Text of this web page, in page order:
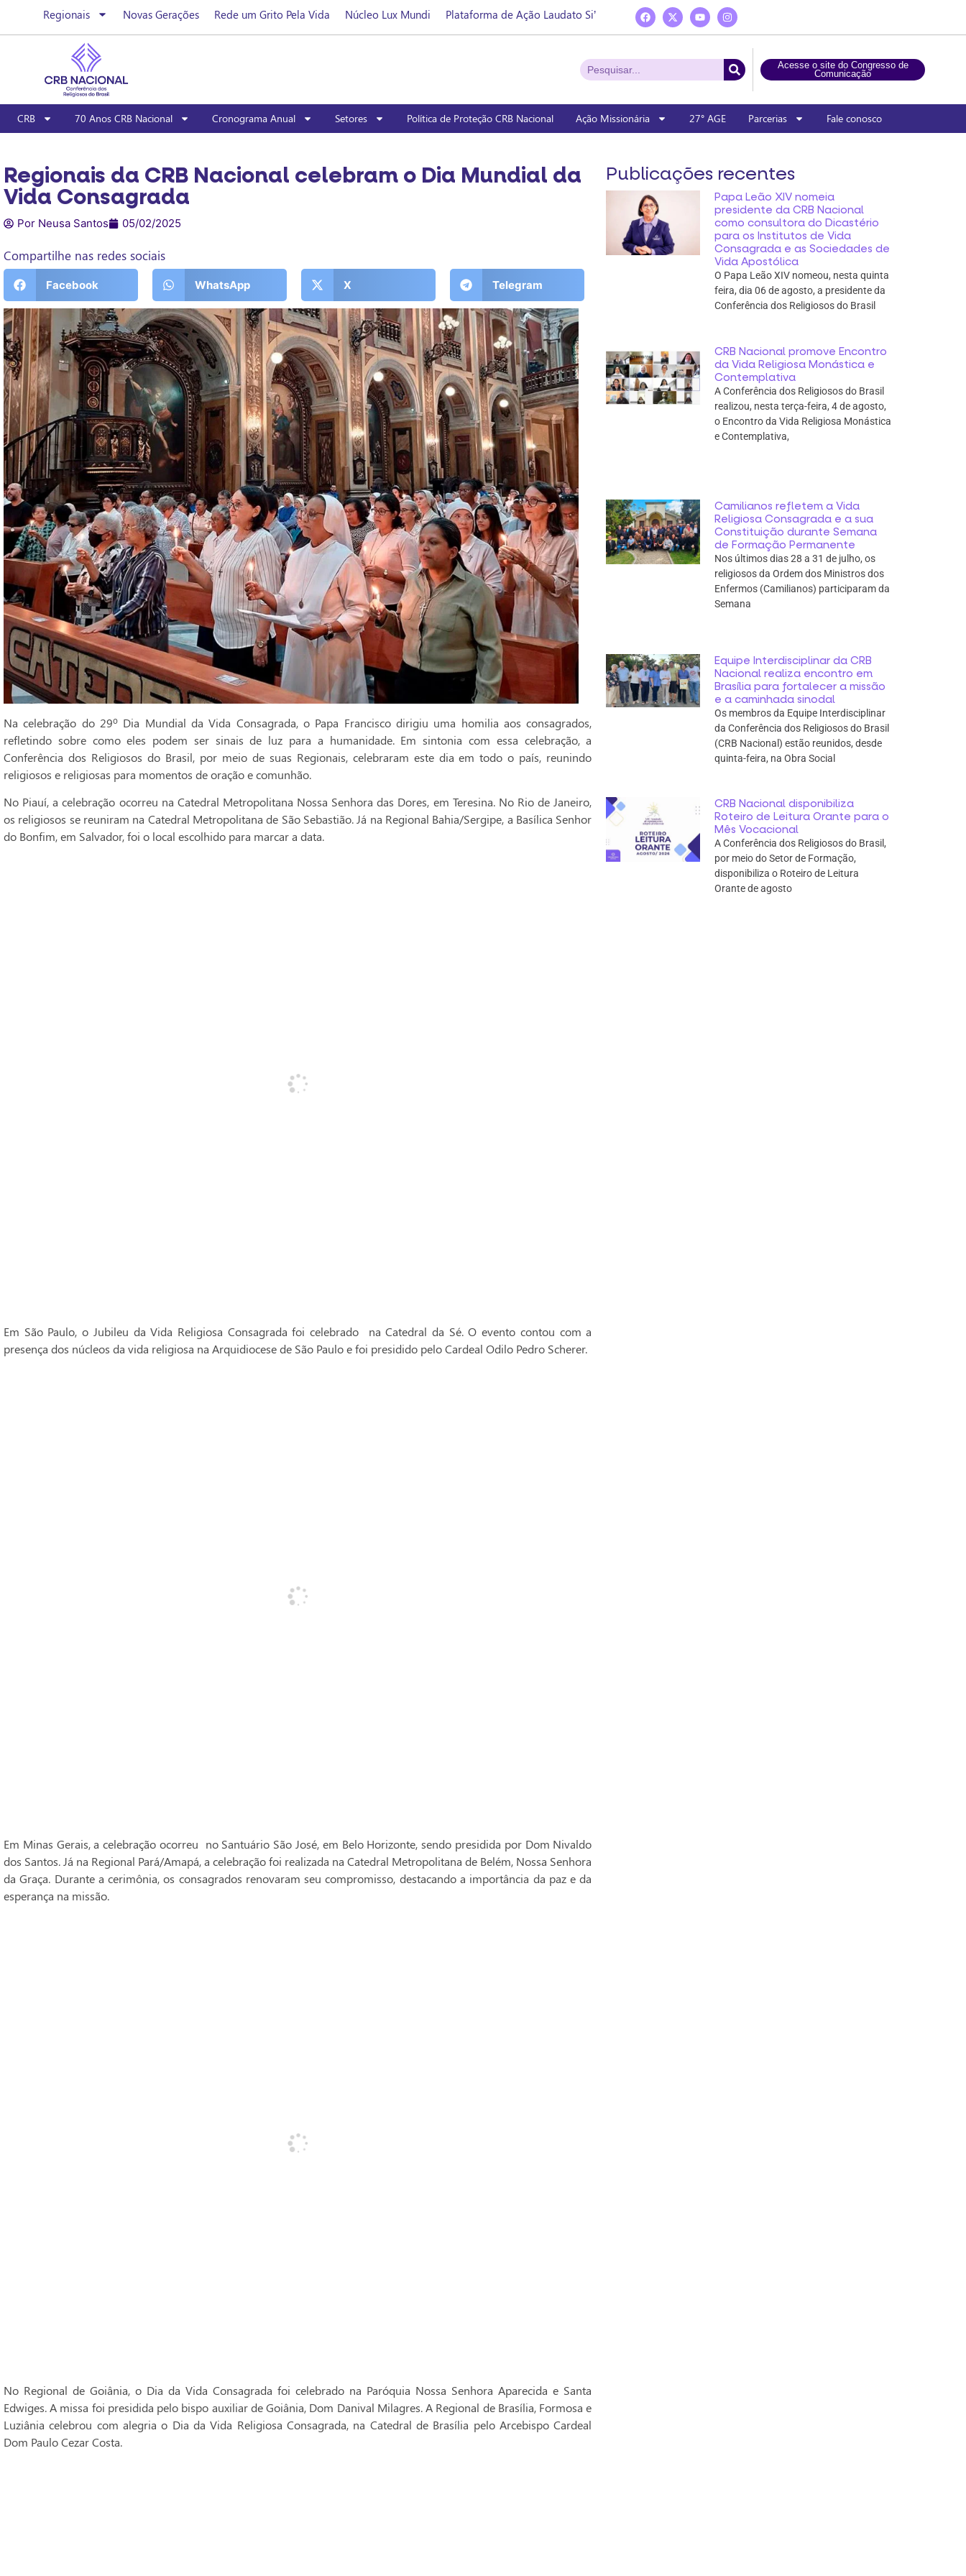
Regionais Novas Gerações Rede um Grito Pela Vida Núcleo Lux Mundi Plataforma de Ação Laudato Si’
Acesse o site do Congresso de
Comunicação
CRB 70 Anos CRB Nacional Cronograma Anual Setores Política de Proteção CRB Nacional Ação Missionária 27° AGE Parcerias Fale conosco
Regionais da CRB Nacional celebram o Dia Mundial da
Vida Consagrada
Por Neusa Santos 05/02/2025
Compartilhe nas redes sociais
Facebook WhatsApp X Telegram
Na celebração do 29º Dia Mundial da Vida Consagrada, o Papa Francisco dirigiu uma homilia aos consagrados,
refletindo sobre como eles podem ser sinais de luz para a humanidade. Em sintonia com essa celebração, a
Conferência dos Religiosos do Brasil, por meio de suas Regionais, celebraram este dia em todo o país, reunindo
religiosos e religiosas para momentos de oração e comunhão.
No Piauí, a celebração ocorreu na Catedral Metropolitana Nossa Senhora das Dores, em Teresina. No Rio de Janeiro,
os religiosos se reuniram na Catedral Metropolitana de São Sebastião. Já na Regional Bahia/Sergipe, a Basílica Senhor
do Bonfim, em Salvador, foi o local escolhido para marcar a data.
Em São Paulo, o Jubileu da Vida Religiosa Consagrada foi celebrado na Catedral da Sé. O evento contou com a
presença dos núcleos da vida religiosa na Arquidiocese de São Paulo e foi presidido pelo Cardeal Odilo Pedro Scherer.
Em Minas Gerais, a celebração ocorreu no Santuário São José, em Belo Horizonte, sendo presidida por Dom Nivaldo
dos Santos. Já na Regional Pará/Amapá, a celebração foi realizada na Catedral Metropolitana de Belém, Nossa Senhora
da Graça. Durante a cerimônia, os consagrados renovaram seu compromisso, destacando a importância da paz e da
esperança na missão.
No Regional de Goiânia, o Dia da Vida Consagrada foi celebrado na Paróquia Nossa Senhora Aparecida e Santa
Edwiges. A missa foi presidida pelo bispo auxiliar de Goiânia, Dom Danival Milagres. A Regional de Brasília, Formosa e
Luziânia celebrou com alegria o Dia da Vida Religiosa Consagrada, na Catedral de Brasília pelo Arcebispo Cardeal
Dom Paulo Cezar Costa.
Publicações recentes
Papa Leão XIV nomeia
presidente da CRB Nacional
como consultora do Dicastério
para os Institutos de Vida
Consagrada e as Sociedades de
Vida Apostólica
O Papa Leão XIV nomeou, nesta quinta
feira, dia 06 de agosto, a presidente da
Conferência dos Religiosos do Brasil
CRB Nacional promove Encontro
da Vida Religiosa Monástica e
Contemplativa
A Conferência dos Religiosos do Brasil
realizou, nesta terça-feira, 4 de agosto,
o Encontro da Vida Religiosa Monástica
e Contemplativa,
Camilianos refletem a Vida
Religiosa Consagrada e a sua
Constituição durante Semana
de Formação Permanente
Nos últimos dias 28 a 31 de julho, os
religiosos da Ordem dos Ministros dos
Enfermos (Camilianos) participaram da
Semana
Equipe Interdisciplinar da CRB
Nacional realiza encontro em
Brasília para fortalecer a missão
e a caminhada sinodal
Os membros da Equipe Interdisciplinar
da Conferência dos Religiosos do Brasil
(CRB Nacional) estão reunidos, desde
quinta-feira, na Obra Social
CRB Nacional disponibiliza
Roteiro de Leitura Orante para o
Mês Vocacional
A Conferência dos Religiosos do Brasil,
por meio do Setor de Formação,
disponibiliza o Roteiro de Leitura
Orante de agosto